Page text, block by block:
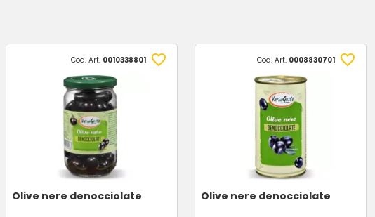
Cod. Art. 0010338801
Olive nere denocciolate
Cod. Art. 0008830701
Olive nere denocciolate